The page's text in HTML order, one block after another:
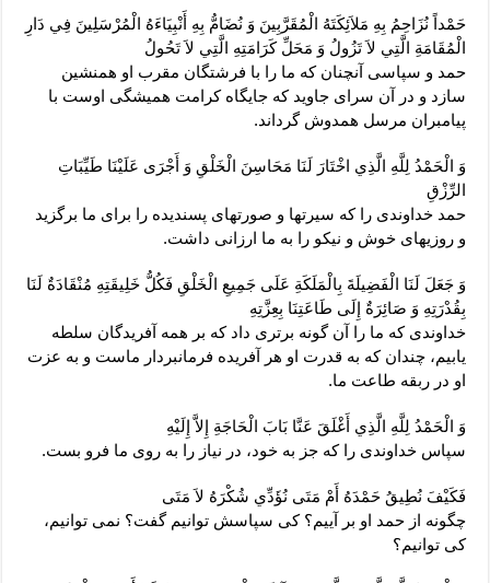
حَمْداً نُزَاحِمُ بِهِ مَلاَئِكَتَهُ الْمُقَرَّبِينَ وَ نُضَامُّ بِهِ أَنْبِيَاءَهُ الْمُرْسَلِينَ فِي دَارِ
الْمُقَامَةِ الَّتِي لاَ تَزُولُ وَ مَحَلِّ كَرَامَتِهِ الَّتِي لاَ تَحُولُ‏
حمد و سپاسى آنچنان كه ما را با فرشتگان مقرب او همنشين
سازد و در آن سراى جاويد كه جايگاه كرامت هميشگى اوست با
پيامبران مرسل همدوش گرداند.
وَ الْحَمْدُ لِلَّهِ الَّذِي اخْتَارَ لَنَا مَحَاسِنَ الْخَلْقِ وَ أَجْرَى عَلَيْنَا طَيِّبَاتِ
الرِّزْقِ‏
حمد خداوندى را كه سيرتها و صورتهاى پسنديده را براى ما برگزيد
و روزيهاى خوش و نيكو را به ما ارزانى داشت.
وَ جَعَلَ لَنَا الْفَضِيلَةَ بِالْمَلَكَةِ عَلَى جَمِيعِ الْخَلْقِ فَكُلُّ خَلِيقَتِهِ مُنْقَادَةٌ لَنَا
بِقُدْرَتِهِ وَ صَائِرَةٌ إِلَى طَاعَتِنَا بِعِزَّتِهِ‏
خداوندى كه ما را آن گونه برترى داد كه بر همه آفريدگان سلطه
يابيم، چندان كه به قدرت او هر آفريده فرمانبردار ماست و به عزت
او در ربقه طاعت ما.
وَ الْحَمْدُ لِلَّهِ الَّذِي أَغْلَقَ عَنَّا بَابَ الْحَاجَةِ إِلاَّ إِلَيْهِ‏
سپاس خداوندى را كه جز به خود، در نياز را به روى ما فرو بست.
فَكَيْفَ نُطِيقُ حَمْدَهُ أَمْ مَتَى نُؤَدِّي شُكْرَهُ لاَ مَتَى‏
چگونه از حمد او بر آييم؟ كى سپاسش توانيم گفت؟ نمى ‏توانيم،
كى توانيم؟